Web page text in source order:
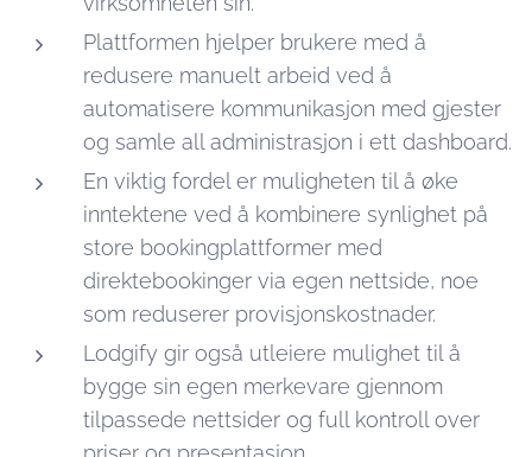
Plattformen hjelper brukere med å
redusere manuelt arbeid ved å
automatisere kommunikasjon med gjester
og samle all administrasjon i ett dashboard.
En viktig fordel er muligheten til å øke
inntektene ved å kombinere synlighet på
store bookingplattformer med
direktebookinger via egen nettside, noe
som reduserer provisjonskostnader.
Lodgify gir også utleiere mulighet til å
bygge sin egen merkevare gjennom
tilpassede nettsider og full kontroll over